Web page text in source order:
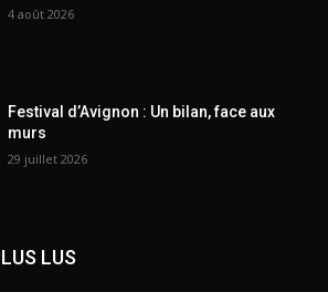
4 août 2026
Festival d’Avignon : Un bilan, face aux
murs
29 juillet 2026
LUS